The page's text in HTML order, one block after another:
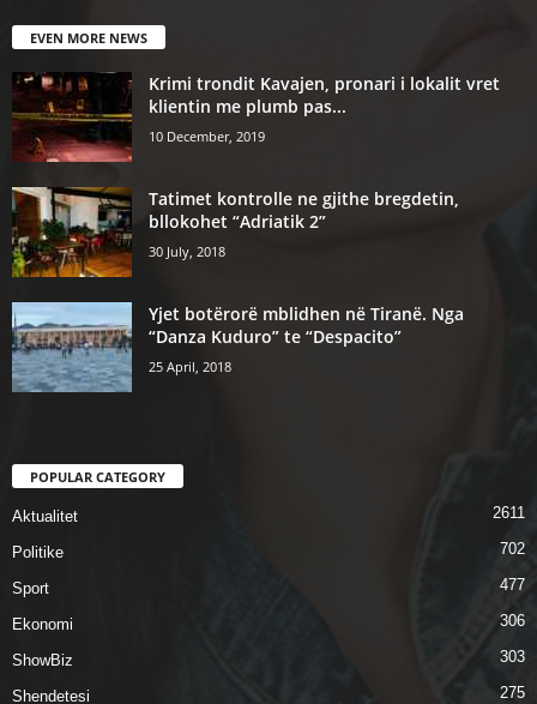
EVEN MORE NEWS
Krimi trondit Kavajen, pronari i lokalit vret
klientin me plumb pas...
10 December, 2019
Tatimet kontrolle ne gjithe bregdetin,
bllokohet “Adriatik 2”
30 July, 2018
Yjet botërorë mblidhen në Tiranë. Nga
“Danza Kuduro” te “Despacito”
25 April, 2018
POPULAR CATEGORY
Aktualitet 2611
Politike 702
Sport 477
Ekonomi 306
ShowBiz 303
Shendetesi 275